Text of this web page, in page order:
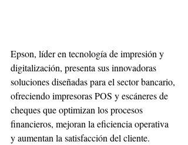
Epson, líder en tecnología de impresión y
digitalización, presenta sus innovadoras
soluciones diseñadas para el sector bancario,
ofreciendo impresoras POS y escáneres de
cheques que optimizan los procesos
financieros, mejoran la eficiencia operativa
y aumentan la satisfacción del cliente.